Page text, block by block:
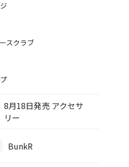
スクラブ
8月18日発売 アクセサ
リー
BunkR